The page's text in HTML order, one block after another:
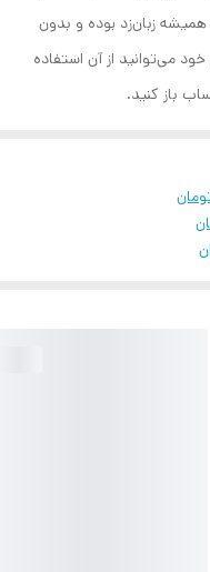
زبان‌زد بوده و بدون
می‌توانید از آن استفاده
باز کنید.